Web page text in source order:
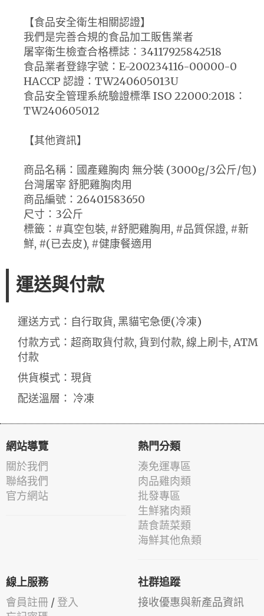
【食品安全衛生相關認證】
我們是完善合規的食品加工販售業者
屠宰衛生檢查合格標誌：34117925842518
食品業者登錄字號：E-200234116-00000-0
HACCP 認證：TW240605013U
食品安全管理系統驗證標準 ISO 22000:2018：
TW240605012
【其他資訊】
商品名稱：國產雞胸肉 無分裝 (3000g/3公斤/包)
台灣屠宰 舒肥雞胸肉用
商品編號：26401583650
尺寸：3公斤
標籤：#真空包裝, #舒肥雞胸用, #品質保證, #新
鮮, #(已去皮), #健康餐適用
運送與付款
運送方式：自行取貨, 黑貓宅急便(冷凍)
付款方式：超商取貨付款, 貨到付款, 線上刷卡, ATM
付款
供貨模式：現貨
配送溫層： 冷凍
網站導覽
關於我們
聯絡我們
官方網站
熱門分類
湊免運專區
肉品雞肉類
批發專區
生鮮豬肉類
蔬食蔬菜類
海鮮其他魚類
線上服務
會員註冊 / 登入
社群追蹤
接收優惠與新產品資訊